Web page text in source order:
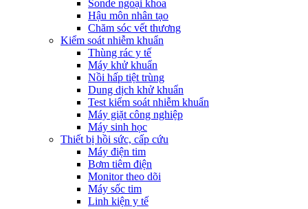
Sonde ngoại khoa
Hậu môn nhân tạo
Chăm sóc vết thương
Kiểm soát nhiễm khuẩn
Thùng rác y tế
Máy khử khuẩn
Nồi hấp tiệt trùng
Dung dịch khử khuẩn
Test kiểm soát nhiễm khuẩn
Máy giặt công nghiệp
Máy sinh học
Thiết bị hồi sức, cấp cứu
Máy điện tim
Bơm tiêm điện
Monitor theo dõi
Máy sốc tim
Linh kiện y tế